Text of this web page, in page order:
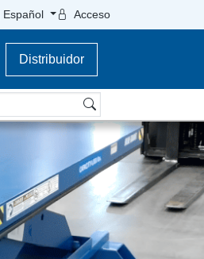
Español Acceso
Distribuidor
Buscar